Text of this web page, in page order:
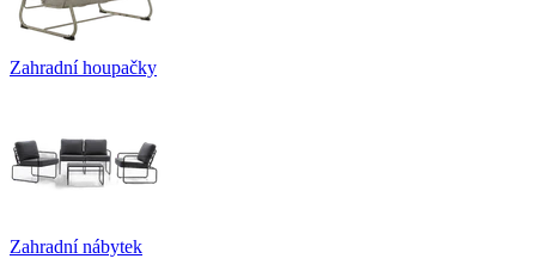
Zahradní houpačky
Zahradní nábytek